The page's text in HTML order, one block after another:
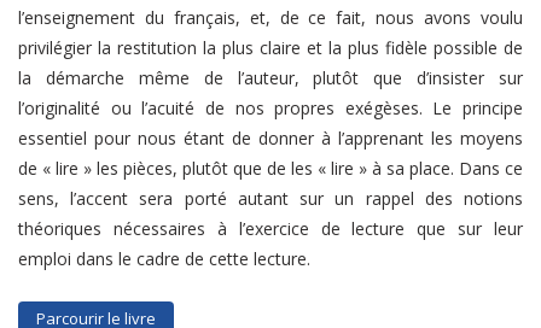
l’enseignement du français, et, de ce fait, nous avons voulu
privilégier la restitution la plus claire et la plus fidèle possible de
la démarche même de l’auteur, plutôt que d’insister sur
l’originalité ou l’acuité de nos propres exégèses. Le principe
essentiel pour nous étant de donner à l’apprenant les moyens
de « lire » les pièces, plutôt que de les « lire » à sa place. Dans ce
sens, l’accent sera porté autant sur un rappel des notions
théoriques nécessaires à l’exercice de lecture que sur leur
emploi dans le cadre de cette lecture.
Parcourir le livre